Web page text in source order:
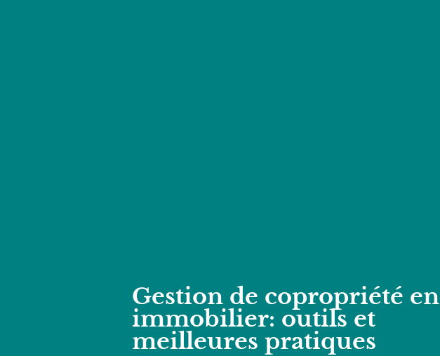
Gestion de copropriété en
immobilier: outils et
meilleures pratiques